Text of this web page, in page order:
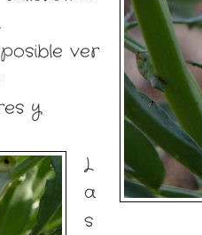
ver
y
L
a
s